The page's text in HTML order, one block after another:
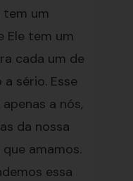
tem um
Ele tem um
cada um de
sério. Esse
a nós,
da nossa
amamos.
essa